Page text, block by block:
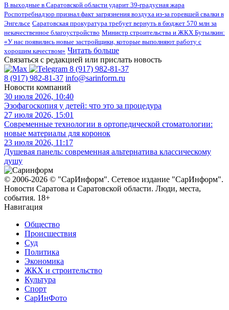
В выходные в Саратовской области ударит 39-градусная жара
Роспотребнадзор признал факт загрязнения воздуха из-за горевшей свалки в
Энгельсе Саратовская прокуратура требует вернуть в бюджет 570 млн за
некачественное благоустройство Министр строительства и ЖКХ Бутылкин:
«У нас появились новые застройщики, которые выполняют работу с
хорошим качеством» Читать больше
Связаться с редакцией или прислать новость
8 (917) 982-81-37
8 (917) 982-81-37 info@sarinform.ru
Новости компаний
30 июля 2026, 10:40
Эзофагоскопия у детей: что это за процедура
27 июля 2026, 15:01
Современные технологии в ортопедической стоматологии:
новые материалы для коронок
23 июля 2026, 11:17
Душевая панель: современная альтернатива классическому
душу
© 2006-2026 © "СарИнформ". Сетевое издание "СарИнформ".
Новости Саратова и Саратовской области. Люди, места,
события. 18+
Навигация
Общество
Происшествия
Суд
Политика
Экономика
ЖКХ и строительство
Культура
Спорт
СарИнФото